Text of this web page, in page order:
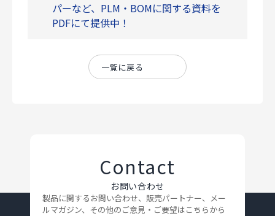
パーなど、PLM・BOMに関する資料を
PDFにて提供中！
一覧に戻る
Contact
お問い合わせ
製品に関するお問い合わせ、販売パートナー、メー
ルマガジン、 その他のご意見・ご要望はこちらから